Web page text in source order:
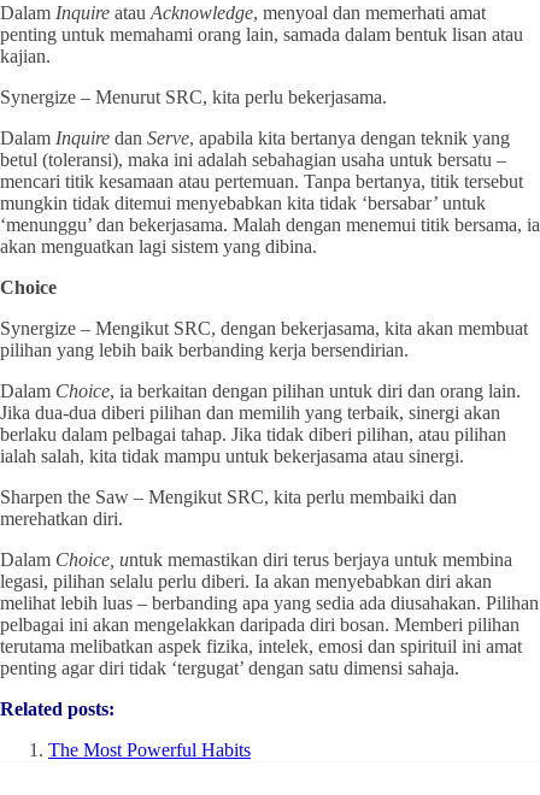
Dalam Inquire atau Acknowledge, menyoal dan memerhati amat
penting untuk memahami orang lain, samada dalam bentuk lisan atau
kajian.
Synergize – Menurut SRC, kita perlu bekerjasama.
Dalam Inquire dan Serve, apabila kita bertanya dengan teknik yang
betul (toleransi), maka ini adalah sebahagian usaha untuk bersatu –
mencari titik kesamaan atau pertemuan. Tanpa bertanya, titik tersebut
mungkin tidak ditemui menyebabkan kita tidak ‘bersabar’ untuk
‘menunggu’ dan bekerjasama. Malah dengan menemui titik bersama, ia
akan menguatkan lagi sistem yang dibina.
Choice
Synergize – Mengikut SRC, dengan bekerjasama, kita akan membuat
pilihan yang lebih baik berbanding kerja bersendirian.
Dalam Choice, ia berkaitan dengan pilihan untuk diri dan orang lain.
Jika dua-dua diberi pilihan dan memilih yang terbaik, sinergi akan
berlaku dalam pelbagai tahap. Jika tidak diberi pilihan, atau pilihan
ialah salah, kita tidak mampu untuk bekerjasama atau sinergi.
Sharpen the Saw – Mengikut SRC, kita perlu membaiki dan
merehatkan diri.
Dalam Choice, untuk memastikan diri terus berjaya untuk membina
legasi, pilihan selalu perlu diberi. Ia akan menyebabkan diri akan
melihat lebih luas – berbanding apa yang sedia ada diusahakan. Pilihan
pelbagai ini akan mengelakkan daripada diri bosan. Memberi pilihan
terutama melibatkan aspek fizika, intelek, emosi dan spirituil ini amat
penting agar diri tidak ‘tergugat’ dengan satu dimensi sahaja.
Related posts:
The Most Powerful Habits